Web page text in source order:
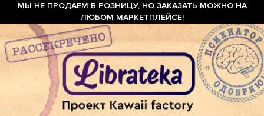
МЫ НЕ ПРОДАЕМ В РОЗНИЦУ, НО ЗАКАЗАТЬ МОЖНО НА
ЛЮБОМ МАРКЕТПЛЕЙСЕ!